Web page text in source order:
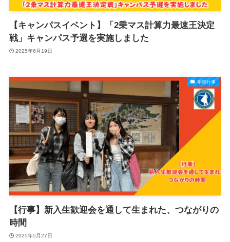
【キャンパスイベント】「2乗マス計算力最速王決定
戦」キャンパス予選を実施しました
2025年6月19日
学校行事
【行事】新入生歓迎会を通して生まれた、つながりの
時間
2025年5月27日